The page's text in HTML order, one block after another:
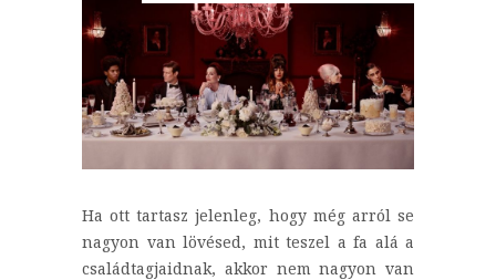
Ha ott tartasz jelenleg, hogy még arról se
nagyon van lövésed, mit teszel a fa alá a
családtagjaidnak, akkor nem nagyon van